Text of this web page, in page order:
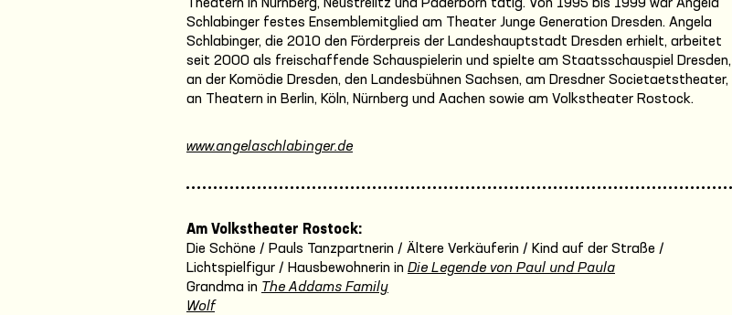
Theatern in Nürnberg, Neustrelitz und Paderborn tätig. Von 1995 bis 1999 war Angela
Schlabinger festes Ensemblemitglied am Theater Junge Generation Dresden. Angela
Schlabinger, die 2010 den Förderpreis der Landeshauptstadt Dresden erhielt, arbeitet
seit 2000 als freischaffende Schauspielerin und spielte am Staatsschauspiel Dresden,
an der Komödie Dresden, den Landesbühnen Sachsen, am Dresdner Societaetstheater,
an Theatern in Berlin, Köln, Nürnberg und Aachen sowie am Volkstheater Rostock.
www.angelaschlabinger.de
Am Volkstheater Rostock:
Die Schöne / Pauls Tanzpartnerin / Ältere Verkäuferin / Kind auf der Straße /
Lichtspielfigur / Hausbewohnerin in Die Legende von Paul und Paula
Grandma in The Addams Family
Wolf